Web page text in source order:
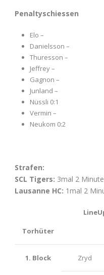
Penaltyschiessen
Elo –
Danielsson –
Thuresson –
Jeffrey –
Gagnon –
Junland –
Nüssli 0:1
Vermin –
Neukom 0:2
Strafen:
SCL Tigers: 3mal 2
Lausanne HC: 1mal 2
Torhüter
1. Block Zryd